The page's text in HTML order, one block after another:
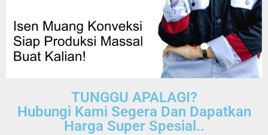
TUNGGU APALAGI?
Hubungi Kami Segera Dan Dapatkan
Harga Super Spesial..